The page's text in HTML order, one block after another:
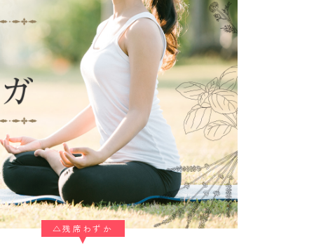
△残席わずか